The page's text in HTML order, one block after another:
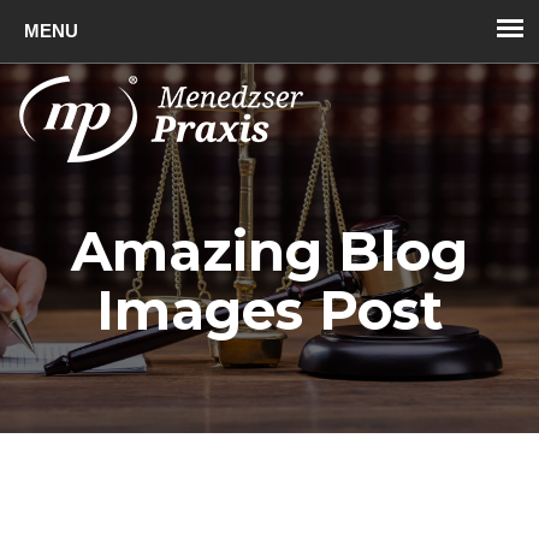
Amazing Blog
Images Post